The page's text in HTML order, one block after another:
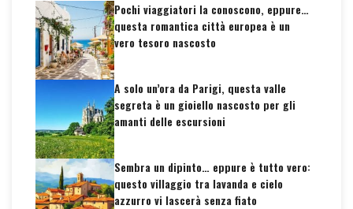
Pochi viaggiatori la conoscono, eppure…
questa romantica città europea è un
vero tesoro nascosto
A solo un’ora da Parigi, questa valle
segreta è un gioiello nascosto per gli
amanti delle escursioni
Sembra un dipinto… eppure è tutto vero:
questo villaggio tra lavanda e cielo
azzurro vi lascerà senza fiato